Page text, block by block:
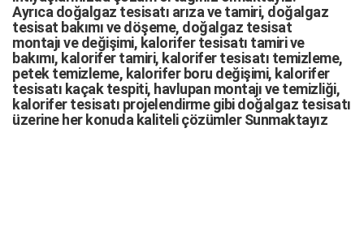
Ayrıca doğalgaz tesisatı arızave tamiri, doğalgaz
tesisat bakımıve döşeme, doğalgaz tesisat
montajıve değişimi, kalorifer tesisatı tamiri ve
bakımı, kalorifer tamiri, kalorifer tesisatı temizleme,
petek temizleme, kalorifer boru değişimi, kalorifer
tesisatı kaçak tespiti, havlupan montajı ve temizliği,
kalorifer tesisatı projelendirme gibi d oğalgaz tesisatı
üzerine her konuda kaliteli çözümler Sunmaktayız